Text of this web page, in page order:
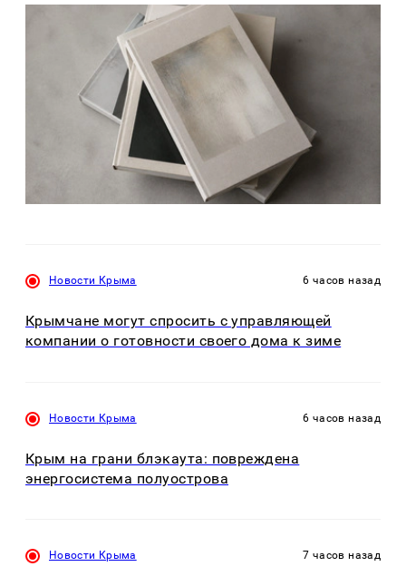
Новости Крыма 6 часов назад
Крымчане могут спросить с управляющей
компании о готовности своего дома к зиме
Новости Крыма 6 часов назад
Крым на грани блэкаута: повреждена
энергосистема полуострова
Новости Крыма 7 часов назад